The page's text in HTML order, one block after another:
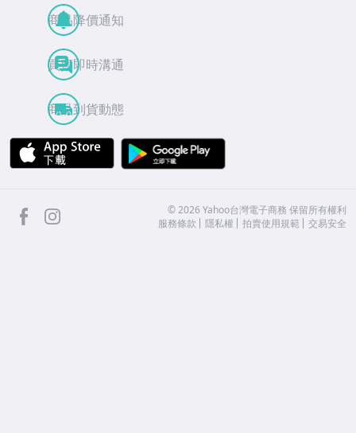
商品降價通知
買賣即時溝通
商品到貨動態
APP Store
facebook ©2026 Yahoo台灣電子商務 保留所有權利
服務條款
隱私權 拍賣使用規範 交易安全